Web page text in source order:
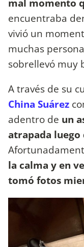
encuentraba
vivió un
muchas
sobrellevó muy
A través de su
China Suárez
adentro de un
atrapada luego
la calma y en
tomó fotos